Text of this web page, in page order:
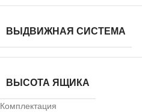
ВЫДВИЖНАЯ СИСТЕМА
ВЫСОТА ЯЩИКА
Комплектация